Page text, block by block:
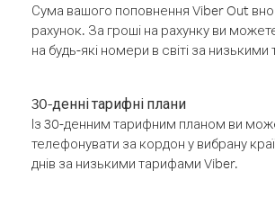
Сума вашого поповнення Viber Out
рахунок. За гроші на рахунку ви
на будь-які номери в світі за
30-денні тарифні плани
Із 30-денним тарифним планом ви
телефонувати за кордон у вибрану
днів за низькими тарифами Viber.